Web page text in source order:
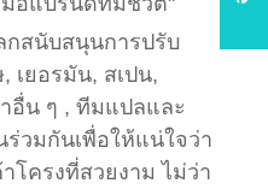
สนับสนุนการปรับ
เยอรมัน, สเปน,
อื่น ๆ , ทีมแปลและ
วมกันเพื่อให้แน่ใจว่า
โครงที่สวยงาม ไม่ว่า